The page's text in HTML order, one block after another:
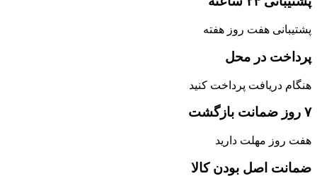
پشتیبانی هفت روز هفته
پرداخت در محل
هنگام دریافت پرداخت کنید
۷ روز ضمانت بازگشت
هفت روز مهلت دارید
ضمانت اصل‌ بودن کالا